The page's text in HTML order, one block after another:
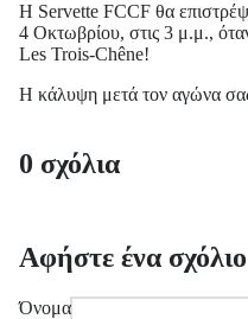
Η Servette FCCF θα
4 Οκτωβρίου, στις 3 μ.μ.,
Les Trois-Chêne!
Η κάλυψη μετά τον αγώνα
0 σχόλια
Αφήστε ένα σχόλιο
Όνομα